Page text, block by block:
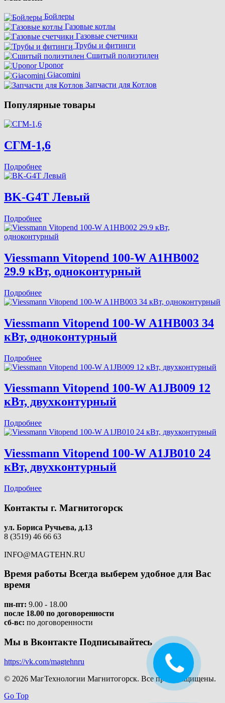
Бойлеры
Газовые котлы
Газовые счетчики
Трубы и фитинги
Сшитый полиэтилен
Uponor
Giacomini
Запчасти для Котлов
Популярные товары
СГМ-1,6
Подробнее
BK-G4T Левый
Подробнее
Viessmann Vitopend 100-W A1HB002
29.9 кВт, одноконтурный
Подробнее
Viessmann Vitopend 100-W A1HB003 34
кВт, одноконтурный
Подробнее
Viessmann Vitopend 100-W A1JB009 12
кВт, двухконтурный
Подробнее
Viessmann Vitopend 100-W A1JB010 24
кВт, двухконтурный
Подробнее
Контакты г. Магнитогорск
ул. Бориса Ручьева, д.13
8 (3519) 46 66 63
INFO@MAGTEHN.RU
Время работы Всегда выберем удобное для Вас
время
пн-пт: 9.00 - 18.00
после 18.00 по договоренности
сб-вс: по договоренности
Мы в Вконтакте Подписывайтесь
https://vk.com/magtehnru
© 2026 МагТехнологии Магнитогорск. Все права защищены.
Go Top